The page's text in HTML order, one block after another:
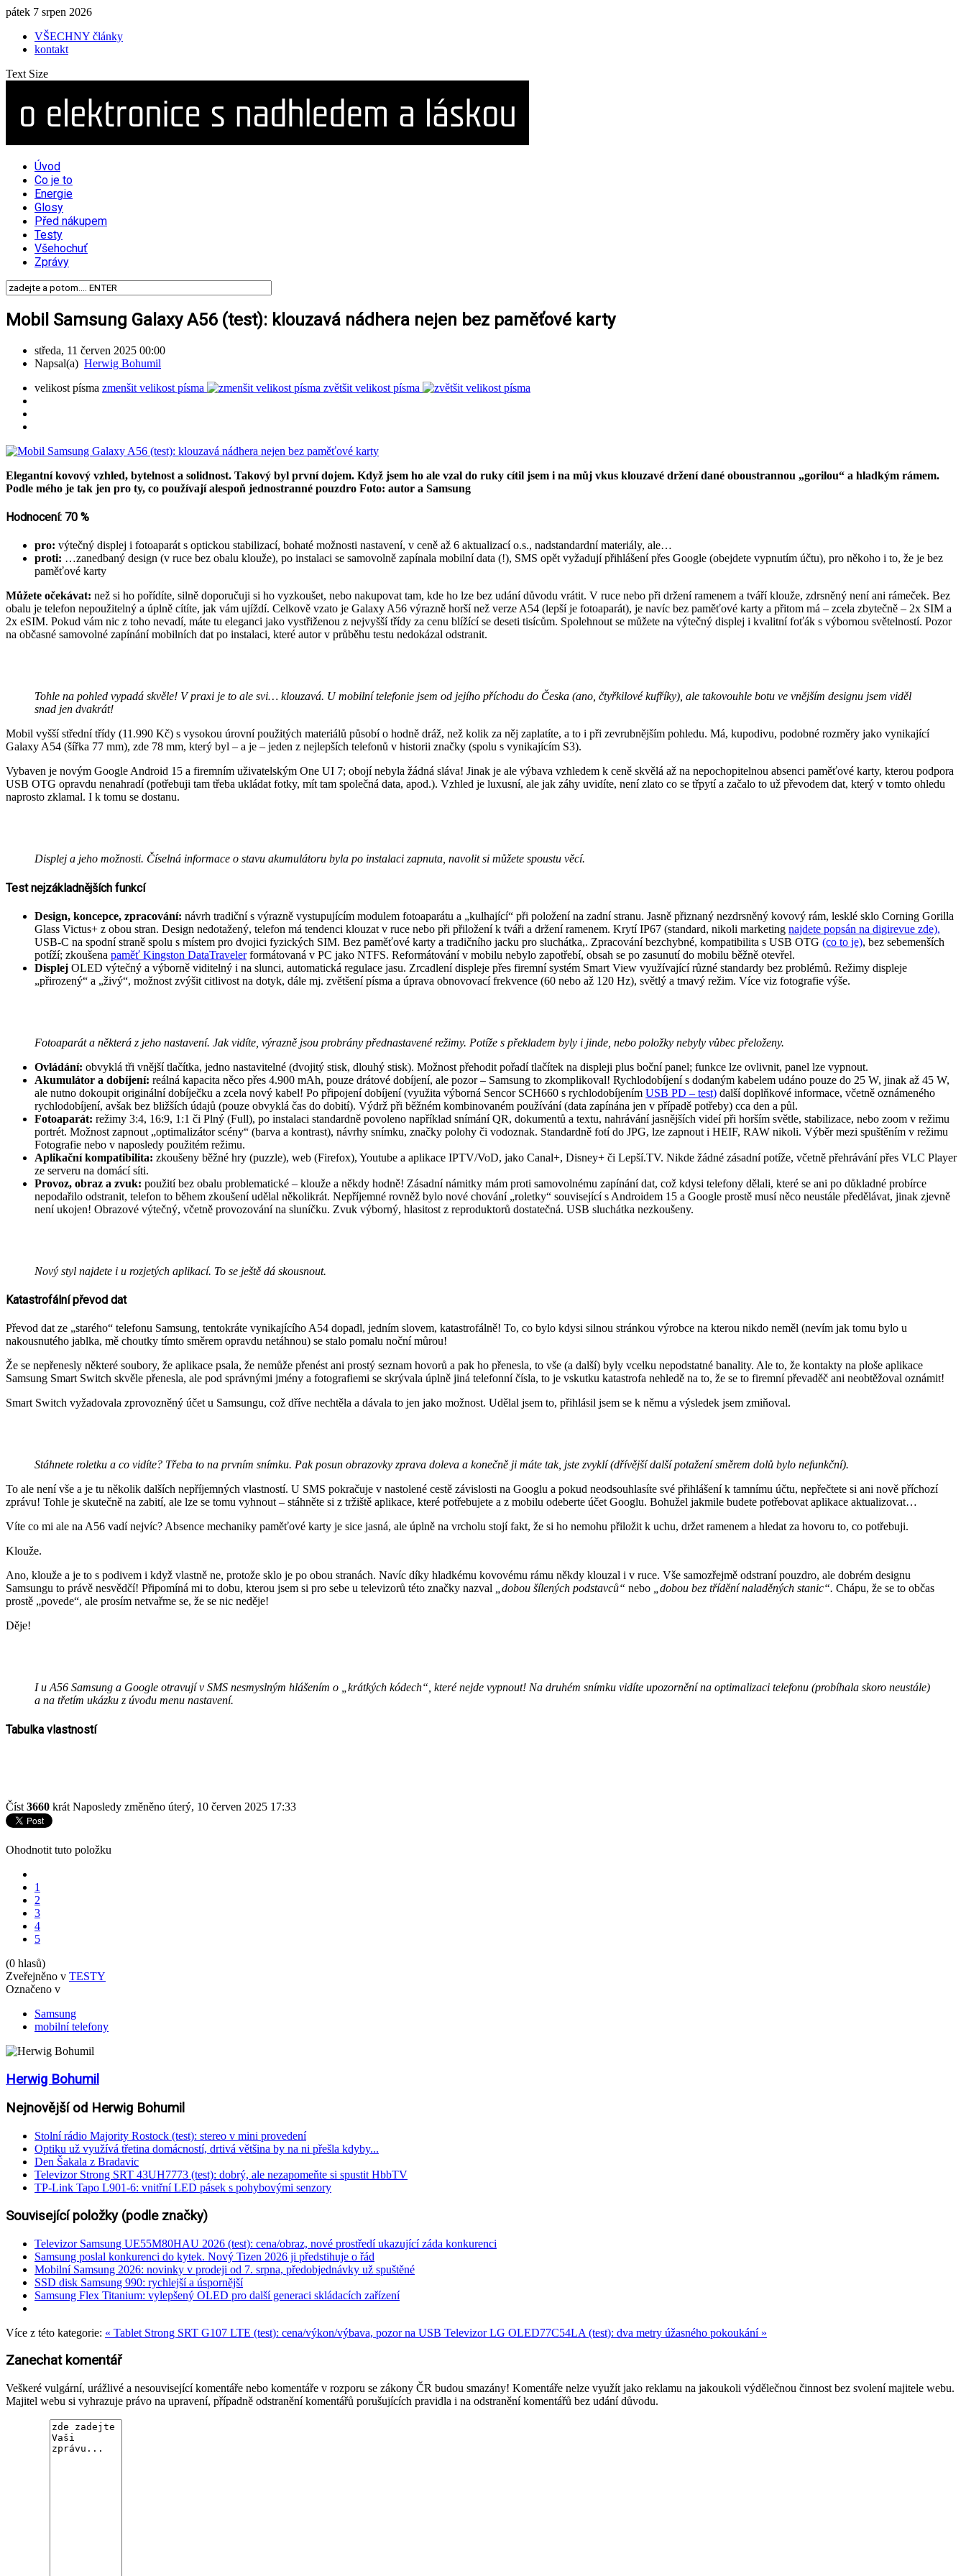
pátek 7 srpen 2026
VŠECHNY články
kontakt
Text Size
Úvod
Co je to
Energie
Glosy
Před nákupem
Testy
Všehochuť
Zprávy
Mobil Samsung Galaxy A56 (test): klouzavá nádhera nejen bez paměťové karty
středa, 11 červen 2025 00:00
Napsal(a) Herwig Bohumil
velikost písma zmenšit velikost písma zvětšit velikost písma
Elegantní kovový vzhled, bytelnost a solidnost. Takový byl první dojem. Když jsem ho ale vzal do ruky cítil jsem i na můj vkus klouzavé držení dané oboustrannou „gorilou“ a hladkým rámem.
Podle mého je tak jen pro ty, co používají alespoň jednostranné pouzdro Foto: autor a Samsung
Hodnocení: 70 %
pro: výtečný displej i fotoaparát s optickou stabilizací, bohaté možnosti nastavení, v ceně až 6 aktualizací o.s., nadstandardní materiály, ale…
proti: …zanedbaný design (v ruce bez obalu klouže), po instalaci se samovolně zapínala mobilní data (!), SMS opět vyžadují přihlášení přes Google (obejdete vypnutím účtu), pro někoho i to, že je bez
paměťové karty
Můžete očekávat: než si ho pořídíte, silně doporučuji si ho vyzkoušet, nebo nakupovat tam, kde ho lze bez udání důvodu vrátit. V ruce nebo při držení ramenem a tváří klouže, zdrsněný není ani rámeček. Bez
obalu je telefon nepoužitelný a úplně cítíte, jak vám ujíždí. Celkově vzato je Galaxy A56 výrazně horší než verze A54 (lepší je fotoaparát), je navíc bez paměťové karty a přitom má – zcela zbytečně – 2x SIM a
2x eSIM. Pokud vám nic z toho nevadí, máte tu eleganci jako vystřiženou z nejvyšší třídy za cenu blížící se deseti tisícům. Spolehnout se můžete na výtečný displej i kvalitní foťák s výbornou světelností. Pozor
na občasné samovolné zapínání mobilních dat po instalaci, které autor v průběhu testu nedokázal odstranit.
Tohle na pohled vypadá skvěle! V praxi je to ale svi… klouzavá. U mobilní telefonie jsem od jejího příchodu do Česka (ano, čtyřkilové kufříky), ale takovouhle botu ve vnějším designu jsem viděl
snad jen dvakrát!
Mobil vyšší střední třídy (11.990 Kč) s vysokou úrovní použitých materiálů působí o hodně dráž, než kolik za něj zaplatíte, a to i při zevrubnějším pohledu. Má, kupodivu, podobné rozměry jako vynikající
Galaxy A54 (šířka 77 mm), zde 78 mm, který byl – a je – jeden z nejlepších telefonů v historii značky (spolu s vynikajícím S3).
Vybaven je novým Google Android 15 a firemním uživatelským One UI 7; obojí nebyla žádná sláva! Jinak je ale výbava vzhledem k ceně skvělá až na nepochopitelnou absenci paměťové karty, kterou podpora
USB OTG opravdu nenahradí (potřebuji tam třeba ukládat fotky, mít tam společná data, apod.). Vzhled je luxusní, ale jak záhy uvidíte, není zlato co se třpytí a začalo to už převodem dat, který v tomto ohledu
naprosto zklamal. I k tomu se dostanu.
Displej a jeho možnosti. Číselná informace o stavu akumulátoru byla po instalaci zapnuta, navolit si můžete spoustu věcí.
Test nejzákladnějších funkcí
Design, koncepce, zpracování: návrh tradiční s výrazně vystupujícím modulem fotoaparátu a „kulhající“ při položení na zadní stranu. Jasně přiznaný nezdrsněný kovový rám, lesklé sklo Corning Gorilla
Glass Victus+ z obou stran. Design nedotažený, telefon má tendenci klouzat v ruce nebo při přiložení k tváři a držení ramenem. Krytí IP67 (standard, nikoli marketing najdete popsán na digirevue zde),
USB-C na spodní straně spolu s místem pro dvojici fyzických SIM. Bez paměťové karty a tradičního jacku pro sluchátka,. Zpracování bezchybné, kompatibilita s USB OTG (co to je), bez sebemenších
potíží; zkoušena paměť Kingston DataTravelerformátovaná v PC jako NTFS. Reformátování v mobilu nebylo zapotřebí, obsah se po zasunutí do mobilu běžně otevřel.
Displej OLED výtečný a výborně viditelný i na slunci, automatická regulace jasu. Zrcadlení displeje přes firemní systém Smart View využívající různé standardy bez problémů. Režimy displeje
„přirozený“ a „živý“, možnost zvýšit citlivost na dotyk, dále mj. zvětšení písma a úprava obnovovací frekvence (60 nebo až 120 Hz), světlý a tmavý režim. Více viz fotografie výše.
Fotoaparát a některá z jeho nastavení. Jak vidíte, výrazně jsou probrány přednastavené režimy. Potíže s překladem byly i jinde, nebo položky nebyly vůbec přeloženy.
Ovládání: obvyklá tři vnější tlačítka, jedno nastavitelné (dvojitý stisk, dlouhý stisk). Možnost přehodit pořadí tlačítek na displeji plus boční panel; funkce lze ovlivnit, panel lze vypnout.
Akumulátor a dobíjení: reálná kapacita něco přes 4.900 mAh, pouze drátové dobíjení, ale pozor – Samsung to zkomplikoval! Rychlodobíjení s dodaným kabelem udáno pouze do 25 W, jinak až 45 W,
ale nutno dokoupit originální dobíječku a zcela nový kabel! Po připojení dobíjení (využita výborná Sencor SCH660 s rychlodobíjením USB PD – test) další doplňkové informace, včetně oznámeného
rychlodobíjení, avšak bez bližších údajů (pouze obvyklá čas do dobití). Výdrž při běžném kombinovaném používání (data zapínána jen v případě potřeby) cca den a půl.
Fotoaparát: režimy 3:4, 16:9, 1:1 či Plný (Full), po instalaci standardně povoleno například snímání QR, dokumentů a textu, nahrávání jasnějších videí při horším světle, stabilizace, nebo zoom v režimu
portrét. Možnost zapnout „optimalizátor scény“ (barva a kontrast), návrhy snímku, značky polohy či vodoznak. Standardně fotí do JPG, lze zapnout i HEIF, RAW nikoli. Výběr mezi spuštěním v režimu
Fotografie nebo v naposledy použitém režimu.
Aplikační kompatibilita: zkoušeny běžné hry (puzzle), web (Firefox), Youtube a aplikace IPTV/VoD, jako Canal+, Disney+ či Lepší.TV. Nikde žádné zásadní potíže, včetně přehrávání přes VLC Player
ze serveru na domácí síti.
Provoz, obraz a zvuk: použití bez obalu problematické – klouže a někdy hodně! Zásadní námitky mám proti samovolnému zapínání dat, což kdysi telefony dělali, které se ani po důkladné probírce
nepodařilo odstranit, telefon to během zkoušení udělal několikrát. Nepříjemné rovněž bylo nové chování „roletky“ související s Androidem 15 a Google prostě musí něco neustále předělávat, jinak zjevně
není ukojen! Obrazové výtečný, včetně provozování na sluníčku. Zvuk výborný, hlasitost z reproduktorů dostatečná. USB sluchátka nezkoušeny.
Nový styl najdete i u rozjetých aplikací. To se ještě dá skousnout.
Katastrofální převod dat
Převod dat ze „starého“ telefonu Samsung, tentokráte vynikajícího A54 dopadl, jedním slovem, katastrofálně! To, co bylo kdysi silnou stránkou výrobce na kterou nikdo neměl (nevím jak tomu bylo u
nakousnutého jablka, mě choutky tímto směrem opravdu netáhnou) se stalo pomalu noční můrou!
Že se nepřenesly některé soubory, že aplikace psala, že nemůže přenést ani prostý seznam hovorů a pak ho přenesla, to vše (a další) byly vcelku nepodstatné banality. Ale to, že kontakty na ploše aplikace
Samsung Smart Switch skvěle přenesla, ale pod správnými jmény a fotografiemi se skrývala úplně jiná telefonní čísla, to je vskutku katastrofa nehledě na to, že se to firemní převaděč ani neobtěžoval oznámit!
Smart Switch vyžadovala zprovozněný účet u Samsungu, což dříve nechtěla a dávala to jen jako možnost. Udělal jsem to, přihlásil jsem se k němu a výsledek jsem zmiňoval.
Stáhnete roletku a co vidíte? Třeba to na prvním snímku. Pak posun obrazovky zprava doleva a konečně ji máte tak, jste zvyklí (dřívější další potažení směrem dolů bylo nefunkční).
To ale není vše a je tu několik dalších nepříjemných vlastností. U SMS pokračuje v nastolené cestě závislosti na Googlu a pokud neodsouhlasíte své přihlášení k tamnímu účtu, nepřečtete si ani nově příchozí
zprávu! Tohle je skutečně na zabití, ale lze se tomu vyhnout – stáhněte si z tržiště aplikace, které potřebujete a z mobilu odeberte účet Googlu. Bohužel jakmile budete potřebovat aplikace aktualizovat…
Víte co mi ale na A56 vadí nejvíc? Absence mechaniky paměťové karty je sice jasná, ale úplně na vrcholu stojí fakt, že si ho nemohu přiložit k uchu, držet ramenem a hledat za hovoru to, co potřebuji.
Klouže.
Ano, klouže a je to s podivem i když vlastně ne, protože sklo je po obou stranách. Navíc díky hladkému kovovému rámu někdy klouzal i v ruce. Vše samozřejmě odstraní pouzdro, ale dobrém designu
Samsungu to právě nesvědčí! Připomíná mi to dobu, kterou jsem si pro sebe u televizorů této značky nazval „dobou šílených podstavců“ nebo „dobou bez třídění naladěných stanic“. Chápu, že se to občas
prostě „povede“, ale prosím netvařme se, že se nic neděje!
Děje!
I u A56 Samsung a Google otravují v SMS nesmyslným hlášením o „krátkých kódech“, které nejde vypnout! Na druhém snímku vidíte upozornění na optimalizaci telefonu (probíhala skoro neustále)
a na třetím ukázku z úvodu menu nastavení.
Tabulka vlastností
Číst 3660 krát Naposledy změněno úterý, 10 červen 2025 17:33
Ohodnotit tuto položku
1
2
3
4
5
(0 hlasů)
Zveřejněno v TESTY
Označeno v
Samsung
mobilní telefony
Herwig Bohumil
Nejnovější od Herwig Bohumil
Stolní rádio Majority Rostock (test): stereo v mini provedení
Optiku už využívá třetina domácností, drtivá většina by na ni přešla kdyby...
Den Šakala z Bradavic
Televizor Strong SRT 43UH7773 (test): dobrý, ale nezapomeňte si spustit HbbTV
TP-Link Tapo L901-6: vnitřní LED pásek s pohybovými senzory
Související položky (podle značky)
Televizor Samsung UE55M80HAU 2026 (test): cena/obraz, nové prostředí ukazující záda konkurenci
Samsung poslal konkurenci do kytek. Nový Tizen 2026 ji předstihuje o řád
Mobilní Samsung 2026: novinky v prodeji od 7. srpna, předobjednávky už spuštěné
SSD disk Samsung 990: rychlejší a úspornější
Samsung Flex Titanium: vylepšený OLED pro další generaci skládacích zařízení
Více z této kategorie: « Tablet Strong SRT G107 LTE (test): cena/výkon/výbava, pozor na USB Televizor LG OLED77C54LA (test): dva metry úžasného pokoukání »
Zanechat komentář
Veškeré vulgární, urážlivé a nesouvisející komentáře nebo komentáře v rozporu se zákony ČR budou smazány! Komentáře nelze využít jako reklamu na jakoukoli výdělečnou činnost bez svolení majitele webu.
Majitel webu si vyhrazuje právo na upravení, případně odstranění komentářů porušujících pravidla i na odstranění komentářů bez udání důvodu.